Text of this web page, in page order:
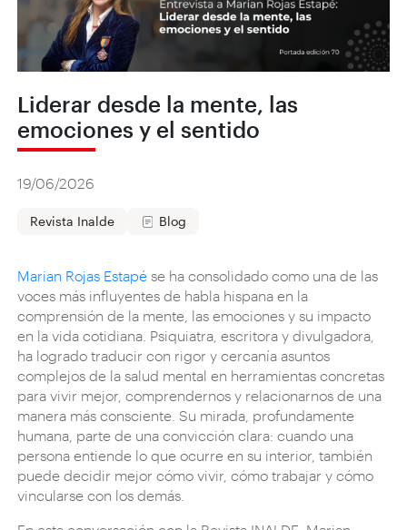
Liderar desde la mente, las
emociones y el sentido
19/06/2026
Revista Inalde Blog
Marian Rojas Estapé se ha consolidado como una de las
voces más influyentes de habla hispana en la
comprensión de la mente, las emociones y su impacto
en la vida cotidiana. Psiquiatra, escritora y divulgadora,
ha logrado traducir con rigor y cercanía asuntos
complejos de la salud mental en herramientas concretas
para vivir mejor, comprendernos y relacionarnos de una
manera más consciente. Su mirada, profundamente
humana, parte de una convicción clara: cuando una
persona entiende lo que ocurre en su interior, también
puede decidir mejor cómo vivir, cómo trabajar y cómo
vincularse con los demás.